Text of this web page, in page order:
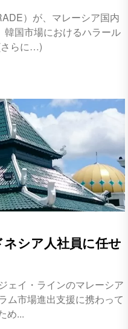
）が、マレーシア国内
国市場におけるハラール
さらに…)
シア人社員に任せ
ェイ・ラインのマレーシア
ム市場進出支援に携わって
め...